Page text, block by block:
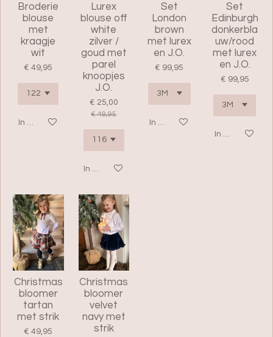
Broderie
blouse
met
kraagje
wit
€ 49,95
In winkelwagen
Lurex
blouse off
white
zilver /
goud met
parel
knoopjes
J.O.
€ 25,00
€ 49,95
In winkelwagen
Set
London
brown
met lurex
en J.O.
€ 99,95
In winkelwagen
Set
Edinburgh
donkerbla
uw/rood
met lurex
en J.O.
€ 99,95
In
Christmas
bloomer
tartan
met strik
€ 49,95
Christmas
bloomer
velvet
navy met
strik